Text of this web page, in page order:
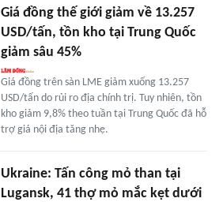
Giá đồng thế giới giảm về 13.257
USD/tấn, tồn kho tại Trung Quốc
giảm sâu 45%
Giá đồng trên sàn LME giảm xuống 13.257
USD/tấn do rủi ro địa chính trị. Tuy nhiên, tồn
kho giảm 9,8% theo tuần tại Trung Quốc đã hỗ
trợ giá nội địa tăng nhẹ.
Ukraine: Tấn công mỏ than tại
Lugansk, 41 thợ mỏ mắc kẹt dưới